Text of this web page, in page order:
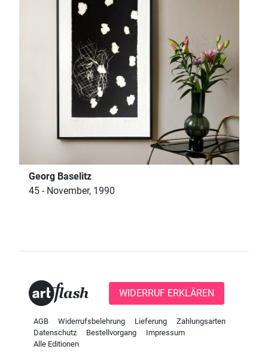
Georg Baselitz
45 - November, 1990
WIDERRUF ERKLÄREN
AGB Widerrufsbelehrung Lieferung
Zahlungsarten
Datenschutz
Bestellvorgang
Impressum
Alle Editionen